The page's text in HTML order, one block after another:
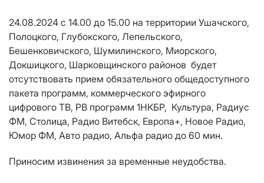
24.08.2024 с 14.00 до 15.00 на территории Ушачского,
Полоцкого, Глубокского, Лепельского,
Бешенковичского, Шумилинского, Миорского,
Докшицкого, Шарковщинского районов будет
отсутствовать прием обязательного общедоступного
пакета программ, коммерческого эфирного
цифрового ТВ, РВ программ 1НКБР, Культура, Радиус
ФМ, Столица, Радио Витебск, Европа+, Новое Радио,
Юмор ФМ, Авто радио, Альфа радио до 60 мин.
Приносим извинения за временные неудобства.